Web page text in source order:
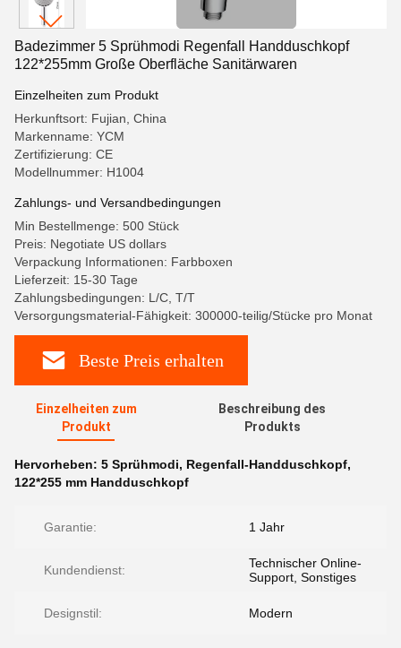
Badezimmer 5 Sprühmodi Regenfall Handduschkopf
122*255mm Große Oberfläche Sanitärwaren
Einzelheiten zum Produkt
Herkunftsort: Fujian, China
Markenname: YCM
Zertifizierung: CE
Modellnummer: H1004
Zahlungs- und Versandbedingungen
Min Bestellmenge: 500 Stück
Preis: Negotiate US dollars
Verpackung Informationen: Farbboxen
Lieferzeit: 15-30 Tage
Zahlungsbedingungen: L/C, T/T
Versorgungsmaterial-Fähigkeit: 300000-teilig/Stücke pro Monat
Beste Preis erhalten
Einzelheiten zum
Produkt
Beschreibung des
Produkts
Hervorheben: 5 Sprühmodi, Regenfall-Handduschkopf,
122*255 mm Handduschkopf
Garantie: 1 Jahr
Kundendienst:
Technischer Online-
Support, Sonstiges
Designstil: Modern